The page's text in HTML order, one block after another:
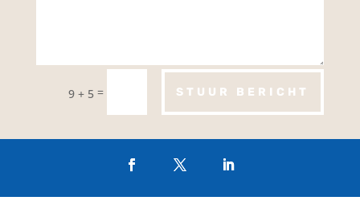
9 + 5 = STUUR BERICHT